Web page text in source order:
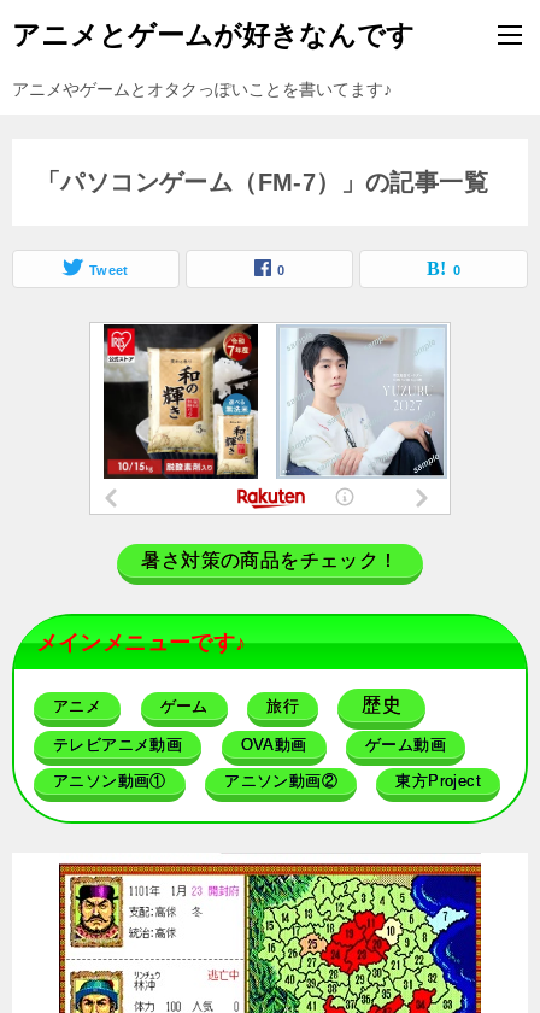
アニメとゲームが好きなんです
アニメやゲームとオタクっぽいことを書いてます♪
「パソコンゲーム（FM-7）」の記事一覧
Tweet 0 0
暑さ対策の商品をチェック！
メインメニューです♪
アニメ ゲーム 旅行 歴史
テレビアニメ動画 OVA動画 ゲーム動画
アニソン動画① アニソン動画② 東方Project